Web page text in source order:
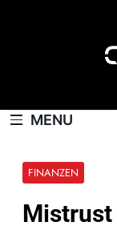
MENU
FINANZEN
Mistrust